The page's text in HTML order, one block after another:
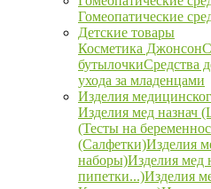
Гомеопатические
Детские товары
Косметика Джонсон
бутылочкиСредства
ухода за младенцами
Изделия
Изделия мед назнач
(Тесты на
(Салфетки)Изделия
наборы)Изделия мед
пипетки...)Изделия